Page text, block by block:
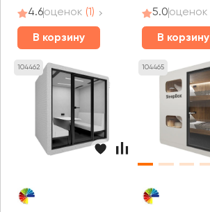
4.6оценок (1)
В корзину
5.0оценок
В корзину
104462 104465